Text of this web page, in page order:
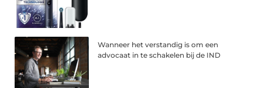
Wanneer het verstandig is om een
advocaat in te schakelen bij de IND